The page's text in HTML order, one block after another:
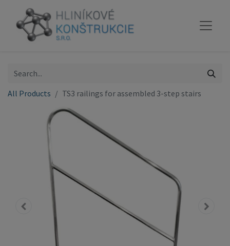
All Products TS3 railings for assembled 3-step stairs